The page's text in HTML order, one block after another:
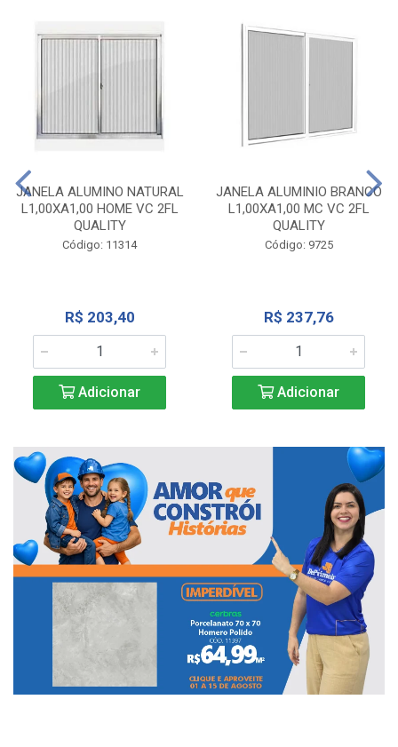
JANELA ALUMINO NATURAL
L1,00XA1,00 HOME VC 2FL
QUALITY
Código: 11314
R$ 203,40
Adicionar
JANELA ALUMINIO BRANCO
L1,00XA1,00 MC VC 2FL
QUALITY
Código: 9725
R$ 237,76
Adicionar